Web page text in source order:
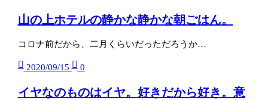
山の上ホテルの静かな静かな朝ごはん。
コロナ前だから、二月くらいだっただろうか…
2020/09/15 0
イヤなのものはイヤ。好きだから好き。意